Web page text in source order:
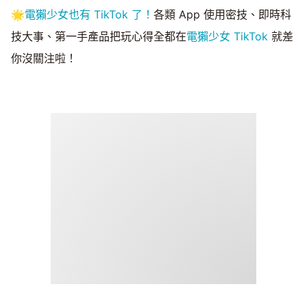
🌟電獺少女也有 TikTok 了！ 各類 App 使用密技、即時科
技大事、第一手產品把玩心得全都在電獺少女 TikTok 就差
你沒關注啦！